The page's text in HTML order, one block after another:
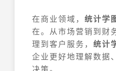
在商业领域， 统计学
在。从市场营销到财
理到客户服务， 统计
企业更好地理解数据